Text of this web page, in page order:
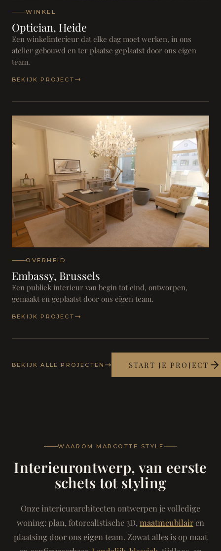
WINKEL
Optician, Heide
Een winkelinterieur dat elke dag moet werken, in ons
atelier gebouwd en ter plaatse geplaatst door ons eigen
team.
BEKIJK PROJECT
OVERHEID
Embassy, Brussels
Een publiek interieur van begin tot eind, ontworpen,
gemaakt en geplaatst door ons eigen team.
BEKIJK PROJECT
BEKIJK ALLE PROJECTEN START JE PROJECT
WAAROM MARCOTTE STYLE
Interieurontwerp, van eerste
schets tot styling
Onze interieurarchitecten ontwerpen je volledige
woning: plan, fotorealistische 3D, maatmeubilairen
plaatsing door ons eigen team. Zowat alles is op maat